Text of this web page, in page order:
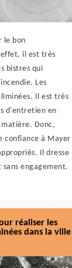
le bon
effet, il est très
bistres qui
Les
Il est très
d'entretien en
Donc,
confiance à Mayer
Il dresse
engagement.
réaliser les
dans la ville